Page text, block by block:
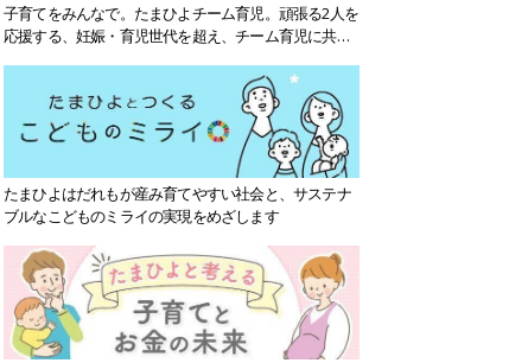
子育てをみんなで。たまひよチーム育児。頑張る2人を
応援する、妊娠・育児世代を超え、チーム育児に共感
たまひよはだれもが産み育てやすい社会と、サステナ
ブルなこどものミライの実現をめざします